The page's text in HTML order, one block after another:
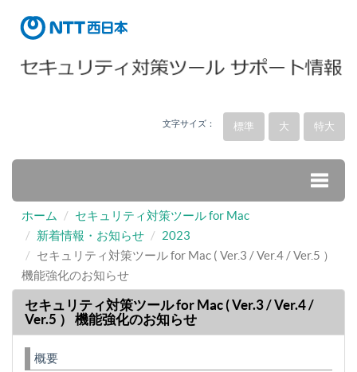
文字サイズ： 標準 大 特大
ホーム
セキュリティ対策ツール for Mac
新着情報・お知らせ
2023
セキュリティ対策ツール for Mac ( Ver.3 / Ver.4 / Ver.5 ）
機能強化のお知らせ
セキュリティ対策ツール for Mac ( Ver.3 / Ver.4 /
Ver.5 ） 機能強化のお知らせ
概要